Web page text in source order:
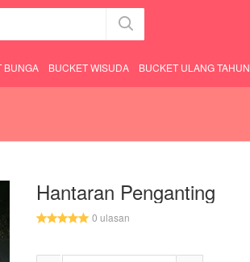
BUNGA BUCKET WISUDA BUCKET ULANG TAHUN
Hantaran Penganting
0 ulasan